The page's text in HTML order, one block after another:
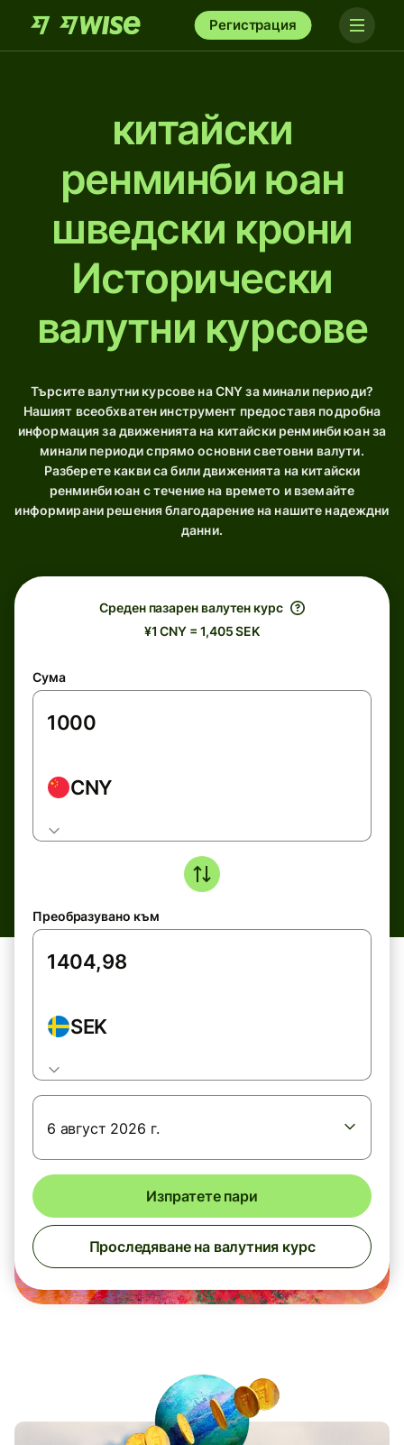
Регистрация
китайски
ренминби юан
шведски крони
Исторически
валутни курсове
Търсите валутни курсове на CNY за минали периоди?
Нашият всеобхватен инструмент предоставя подробна
информация за движенията на китайски ренминби юан за
минали периоди спрямо основни световни валути.
Разберете какви са били движенията на китайски
ренминби юан с течение на времето и вземайте
информирани решения благодарение на нашите надеждни
данни.
Среден пазарен валутен курс
¥1 CNY = 1,405 SEK
Сума
CNY
Преобразувано към
SEK
6 август 2026 г.
Изпратете пари
Проследяване на валутния курс